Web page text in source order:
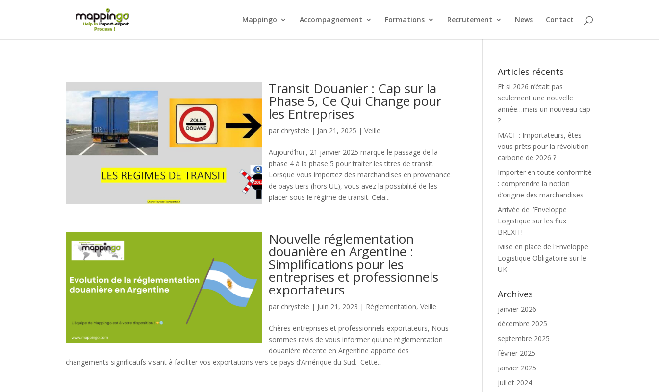
Mappingo Accompagnement Formations Recrutement News Contact
Transit Douanier : Cap sur la
Phase 5, Ce Qui Change pour
les Entreprises
par chrystele | Jan 21, 2025 |Veille
Aujourd’hui , 21 janvier 2025 marque le passage de la
phase 4 à la phase 5 pour traiter les titres de transit.
Lorsque vous importez des marchandises en provenance
de pays tiers (hors UE), vous avez la possibilité de les
placer sous le régime de transit. Cela...
Nouvelle réglementation
douanière en Argentine :
Simplifications pour les
entreprises et professionnels
exportateurs
par chrystele | Juin 21, 2023 | Règlementation,Veille
Chères entreprises et professionnels exportateurs, Nous
sommes ravis de vous informer qu’une réglementation
douanière récente en Argentine apporte des
changements significatifs visant à faciliter vos exportations vers ce pays d’Amérique du Sud. Cette...
Articles récents
Et si 2026 n’était pas
seulement une nouvelle
année…mais un nouveau cap
?
MACF : Importateurs, êtes-
vous prêts pour la révolution
carbone de 2026 ?
Importer en toute conformité
: comprendre la notion
d’origine des marchandises
Arrivée de l’Enveloppe
Logistique sur les flux
BREXIT!
Mise en place de l’Enveloppe
Logistique Obligatoire sur le
UK
Archives
janvier 2026
décembre 2025
septembre 2025
février 2025
janvier 2025
juillet 2024